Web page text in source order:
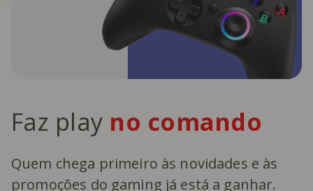
Faz play no comando
Quem chega primeiro às novidades e às
promoções do gaming já está a ganhar.